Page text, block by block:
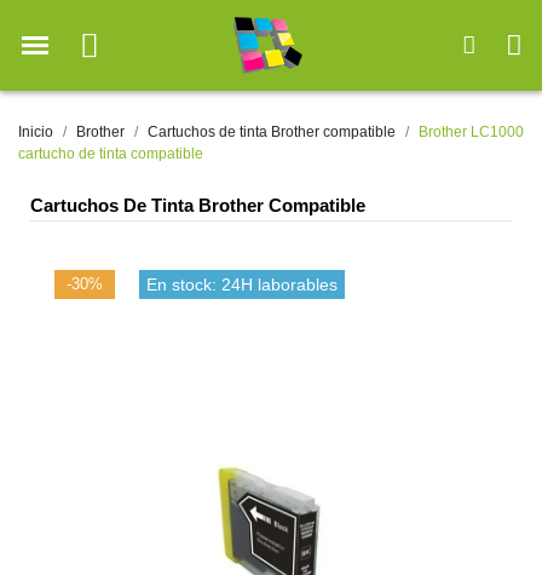
Inicio Brother Cartuchos de tinta Brother compatible
Brother LC1000
cartucho de tinta compatible
Cartuchos De Tinta Brother Compatible
-30% En stock: 24H laborables